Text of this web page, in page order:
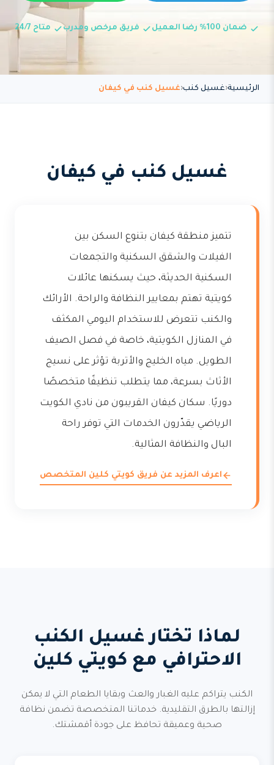
ضمان 100% رضا العميل فريق مرخص ومدرب متاح 24/7
الرئيسية غسيل كنب غسيل كنب في كيفان
غسيل كنب في كيفان
تتميز منطقة كيفان بتنوع السكن بين
الفيلات والشقق السكنية والتجمعات
السكنية الحديثة، حيث يسكنها عائلات
كويتية تهتم بمعايير النظافة والراحة. الأرائك
والكنب تتعرض للاستخدام اليومي المكثف
في المنازل الكويتية، خاصة في فصل الصيف
الطويل. مياه الخليج والأتربة تؤثر على نسيج
الأثاث بسرعة، مما يتطلب تنظيفًا متخصصًا
دوريًا. سكان كيفان القريبون من نادي الكويت
الرياضي يقدّرون الخدمات التي توفر راحة
البال والنظافة المثالية.
اعرف المزيد عن فريق كويتي كلين المتخصص
لماذا تختار غسيل الكنب
الاحترافي مع كويتي كلين
الكنب يتراكم عليه الغبار والعث وبقايا الطعام التي لا يمكن
إزالتها بالطرق التقليدية. خدماتنا المتخصصة تضمن نظافة
صحية وعميقة تحافظ على جودة أقمشتك.